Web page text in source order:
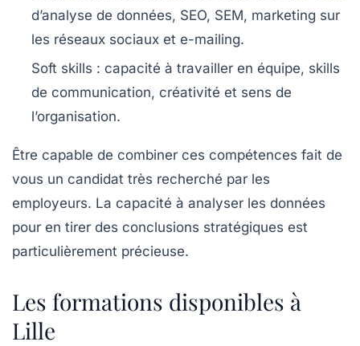
d’analyse de données, SEO, SEM, marketing sur
les réseaux sociaux et e-mailing.
Soft skills : capacité à travailler en équipe, skills
de communication, créativité et sens de
l’organisation.
Être capable de combiner ces compétences fait de
vous un candidat très recherché par les
employeurs. La capacité à analyser les données
pour en tirer des conclusions stratégiques est
particulièrement précieuse.
Les formations disponibles à
Lille